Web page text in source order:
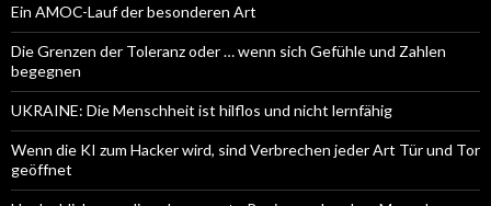
Ein AMOC-Lauf der besonderen Art
Die Grenzen der Toleranz oder … wenn sich Gefühle und Zahlen
begegnen
UKRAINE: Die Menschheit ist hilflos und nicht lernfähig
Wenn die KI zum Hacker wird, sind Verbrechen jeder Art Tür und Tor
geöffnet